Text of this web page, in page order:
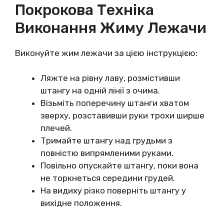
Покрокова Техніка
Виконання Жиму Лежачи
Виконуйте жим лежачи за цією інструкцією:
Ляжте на рівну лаву, розмістивши
штангу на одній лінії з очима.
Візьміть поперечину штанги хватом
зверху, розставивши руки трохи ширше
плечей.
Тримайте штангу над грудьми з
повністю випрямленими руками.
Повільно опускайте штангу, поки вона
не торкнеться середини грудей.
На видиху різко поверніть штангу у
вихідне положення.